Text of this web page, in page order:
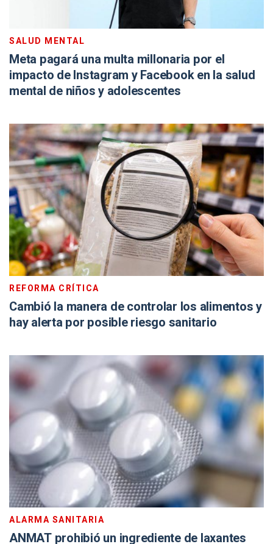
SALUD MENTAL
Meta pagará una multa millonaria por el
impacto de Instagram y Facebook en la salud
mental de niños y adolescentes
REFORMA CRÍTICA
Cambió la manera de controlar los alimentos y
hay alerta por posible riesgo sanitario
ALARMA SANITARIA
ANMAT prohibió un ingrediente de laxantes